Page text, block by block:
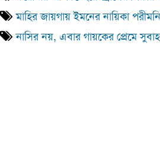
মাহির জায়গায় ইমনের নায়িকা পরীমনি
নাসির নয়, এবার গায়কের প্রেমে